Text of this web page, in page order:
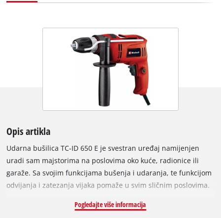
Opis artikla
Udarna bušilica TC-ID 650 E je svestran uređaj namijenjen
uradi sam majstorima na poslovima oko kuće, radionice ili
garaže. Sa svojim funkcijama bušenja i udaranja, te funkcijom
odvijanja i zatezanja vijaka pomaže u svim sličnim poslovima.
na praktičnoj steznoj glavi. Brzina bušenja može se pred
Pogledajte više informacija